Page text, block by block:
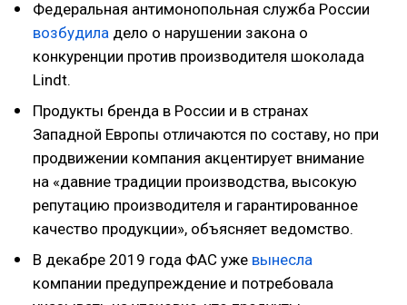
Федеральная антимонопольная служба России
возбудила дело о нарушении закона о
конкуренции против производителя шоколада
Lindt.
Продукты бренда в России и в странах
Западной Европы отличаются по составу, но при
продвижении компания акцентирует внимание
на «давние традиции производства, высокую
репутацию производителя и гарантированное
качество продукции», объясняет ведомство.
В декабре 2019 года ФАС уже вынесла
компании предупреждение и потребовала